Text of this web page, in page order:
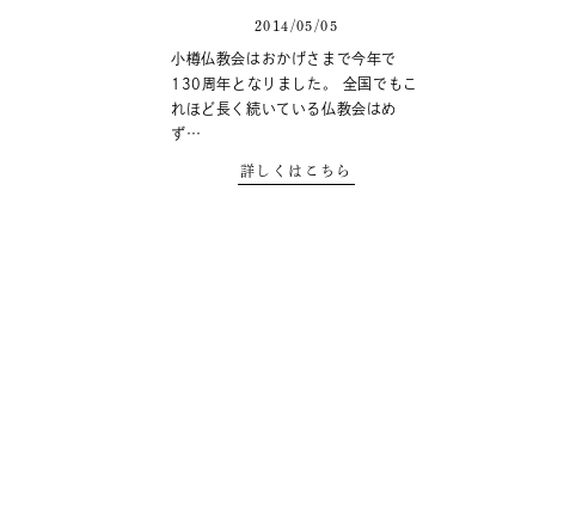
2014/05/05
小樽仏教会はおかげさまで今年で
130周年となりました。 全国でもこ
れほど長く続いている仏教会はめ
ず…
詳しくはこちら